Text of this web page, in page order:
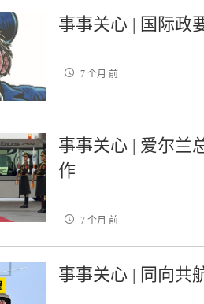
事事关心 | 国际政
7 个月 前
事事关心 | 爱尔兰
作
7 个月 前
事事关心 | 同向共